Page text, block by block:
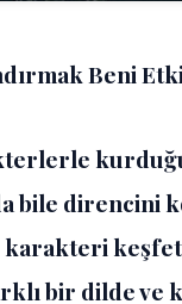
Beni
bile direncini
bir dilde ve